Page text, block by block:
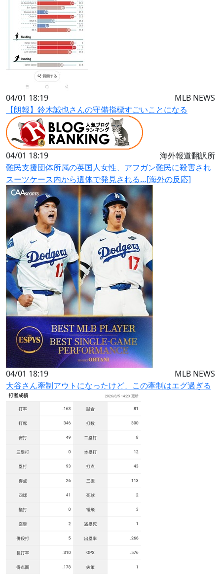
04/01 18:19
MLB NEWS
【朗報】鈴木誠也さんの守備指標すごいことになる
04/01 18:19
海外報道翻訳所
難民支援団体所属の英国人女性、アフガン難民に殺害され
スーツケース内から遺体で発見される…[海外の反応]
04/01 18:19
MLB NEWS
大谷さん牽制アウトになったけど、この牽制はエグ過ぎる